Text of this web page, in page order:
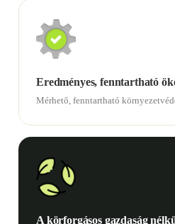
Eredményes, fenntartható
Mérhető, fenntartható
A körforgásos gazdaság